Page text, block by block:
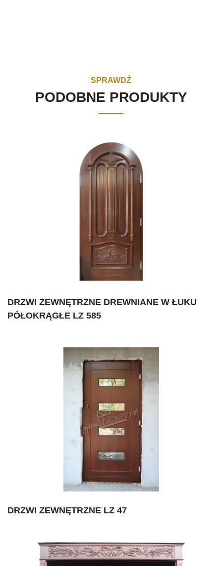
SPRAWDŹ
PODOBNE PRODUKTY
DRZWI ZEWNĘTRZNE DREWNIANE W ŁUKU
PÓŁOKRĄGŁE LZ 585
DRZWI ZEWNĘTRZNE LZ 47